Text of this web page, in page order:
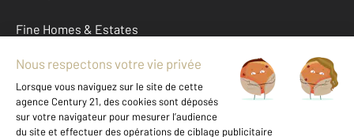
Fine Homes & Estates
À propos
International